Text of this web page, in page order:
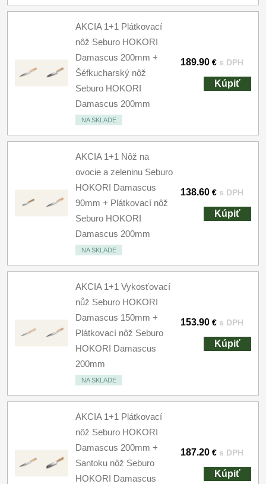
AKCIA 1+1 Plátkovací
nôž Seburo HOKORI
Damascus 200mm +
Šéfkucharský nôž
Seburo HOKORI
Damascus 200mm
NA SKLADE
189.90 € s DPH
Kúpiť
AKCIA 1+1 Nôž na
ovocie a zeleninu Seburo
HOKORI Damascus
90mm + Plátkovací nôž
Seburo HOKORI
Damascus 200mm
NA SKLADE
138.60 € s DPH
Kúpiť
AKCIA 1+1 Vykosťovací
nůž Seburo HOKORI
Damascus 150mm +
Plátkovací nôž Seburo
HOKORI Damascus
200mm
NA SKLADE
153.90 € s DPH
Kúpiť
AKCIA 1+1 Plátkovací
nôž Seburo HOKORI
Damascus 200mm +
Santoku nôž Seburo
HOKORI Damascus
187.20 € s DPH
Kúpiť